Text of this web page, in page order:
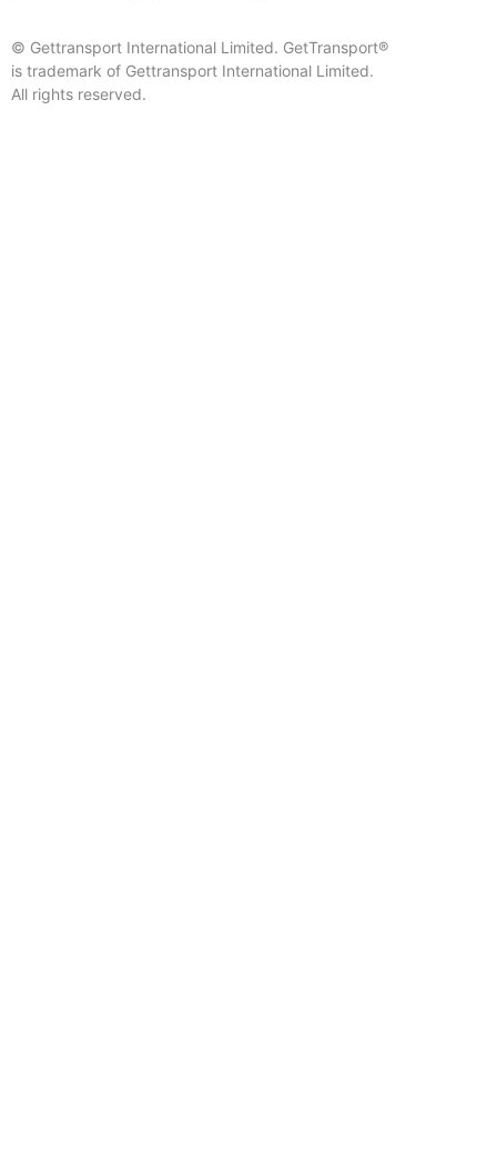
© Gettransport International Limited. GetTransport®
is trademark of Gettransport International Limited.
All rights reserved.